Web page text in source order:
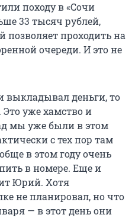
походу в «Сочи
33 тысяч рублей,
позволяет проходить на
очереди. И это не
деньги, то
уже хамство и
мы уже были в этом
с тех пор там
в этом году очень
в номере. Еще и
Юрий. Хотя
не планировал, но что
— в этот день они